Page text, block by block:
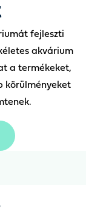
fejleszti
akvárium
a termékeket,
körülményeket